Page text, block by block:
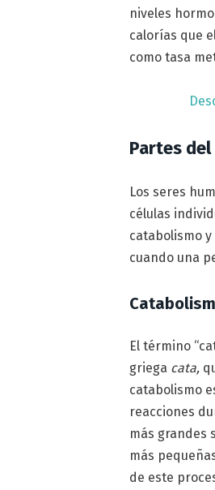
niveles
calorías que
como tasa
Partes
Los seres
células
catabolismo
cuando una
El término
griega cata,
catabolismo
reacciones
más grandes
más
de este